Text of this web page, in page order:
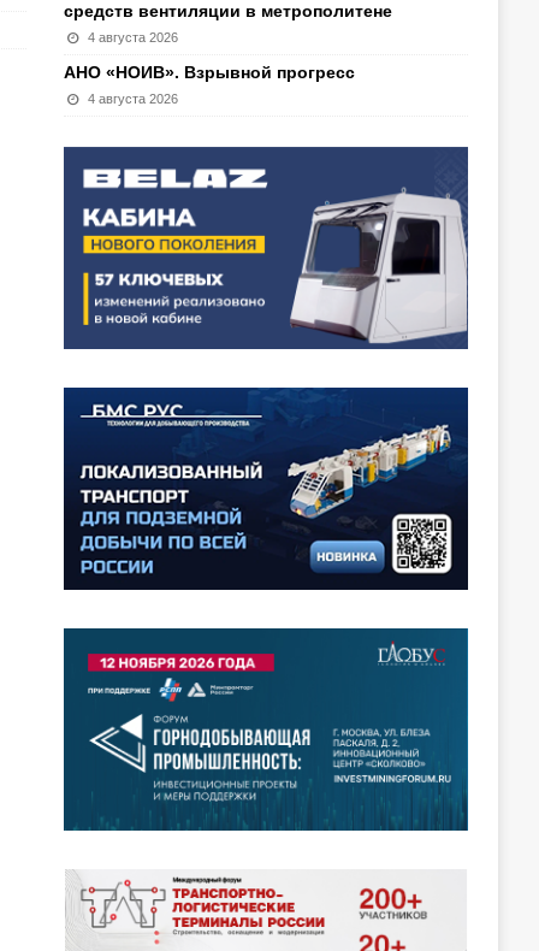
средств вентиляции в метрополитене
4 августа 2026
АНО «НОИВ». Взрывной прогресс
4 августа 2026